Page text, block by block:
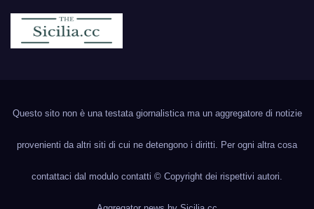
Questo sito non è una testata giornalistica ma un aggregatore di notizie
provenienti da altri siti di cui ne detengono i diritti. Per ogni altra cosa
contattaci dal modulo contatti © Copyright dei rispettivi autori.